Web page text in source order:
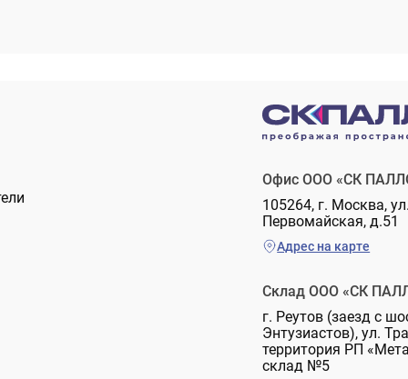
Офис ООО «СК
105264, г. Москва,
Первомайская, д.51
Адрес на карте
Склад ООО «СК
г. Реутов (заезд с
Энтузиастов), ул.
территория РП
склад №5